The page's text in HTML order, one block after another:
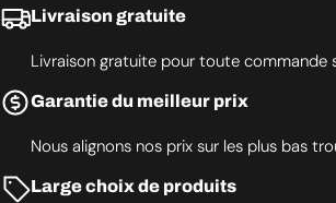
Livraison gratuite
Livraison gratuite pour toute commande
Garantie du meilleur prix
Nous alignons nos prix sur les plus bas
Large choix de produits